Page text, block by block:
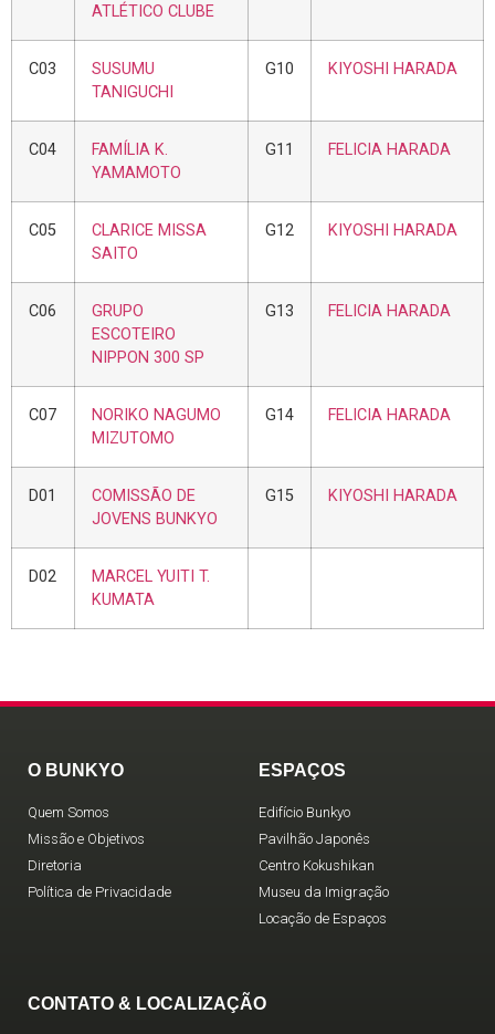
ATLÉTICO CLUBE
C03
SUSUMU
TANIGUCHI
G10 KIYOSHI HARADA
C04
FAMÍLIA K.
YAMAMOTO
G11 FELICIA HARADA
C05
CLARICE MISSA
SAITO
G12 KIYOSHI HARADA
C06
GRUPO
ESCOTEIRO
NIPPON 300 SP
G13 FELICIA HARADA
C07
NORIKO NAGUMO
MIZUTOMO
G14 FELICIA HARADA
D01
COMISSÃO DE
JOVENS BUNKYO
G15 KIYOSHI HARADA
D02
MARCEL YUITI T.
KUMATA
O BUNKYO
Quem Somos
Missão e Objetivos
Diretoria
Política de Privacidade
ESPAÇOS
Edifício Bunkyo
Pavilhão Japonês
Centro Kokushikan
Museu da Imigração
Locação de Espaços
CONTATO & LOCALIZAÇÃO